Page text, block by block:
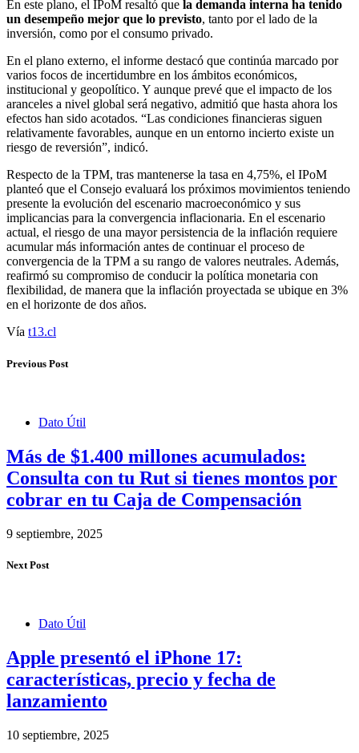
En este plano, el IPoM resaltó que la demanda interna ha tenido
un desempeño mejor que lo previsto, tanto por el lado de la
inversión, como por el consumo privado.
En el plano externo, el informe destacó que continúa marcado por
varios focos de incertidumbre en los ámbitos económicos,
institucional y geopolítico. Y aunque prevé que el impacto de los
aranceles a nivel global será negativo, admitió que hasta ahora los
efectos han sido acotados. “Las condiciones financieras siguen
relativamente favorables, aunque en un entorno incierto existe un
riesgo de reversión”, indicó.
Respecto de la TPM, tras mantenerse la tasa en 4,75%, el IPoM
planteó que el Consejo evaluará los próximos movimientos teniendo
presente la evolución del escenario macroeconómico y sus
implicancias para la convergencia inflacionaria. En el escenario
actual, el riesgo de una mayor persistencia de la inflación requiere
acumular más información antes de continuar el proceso de
convergencia de la TPM a su rango de valores neutrales. Además,
reafirmó su compromiso de conducir la política monetaria con
flexibilidad, de manera que la inflación proyectada se ubique en 3%
en el horizonte de dos años.
Vía t13.cl
Previous Post
Dato Útil
Más de $1.400 millones acumulados:
Consulta con tu Rut si tienes montos por
cobrar en tu Caja de Compensación
9 septiembre, 2025
Next Post
Dato Útil
Apple presentó el iPhone 17:
características, precio y fecha de
lanzamiento
10 septiembre, 2025